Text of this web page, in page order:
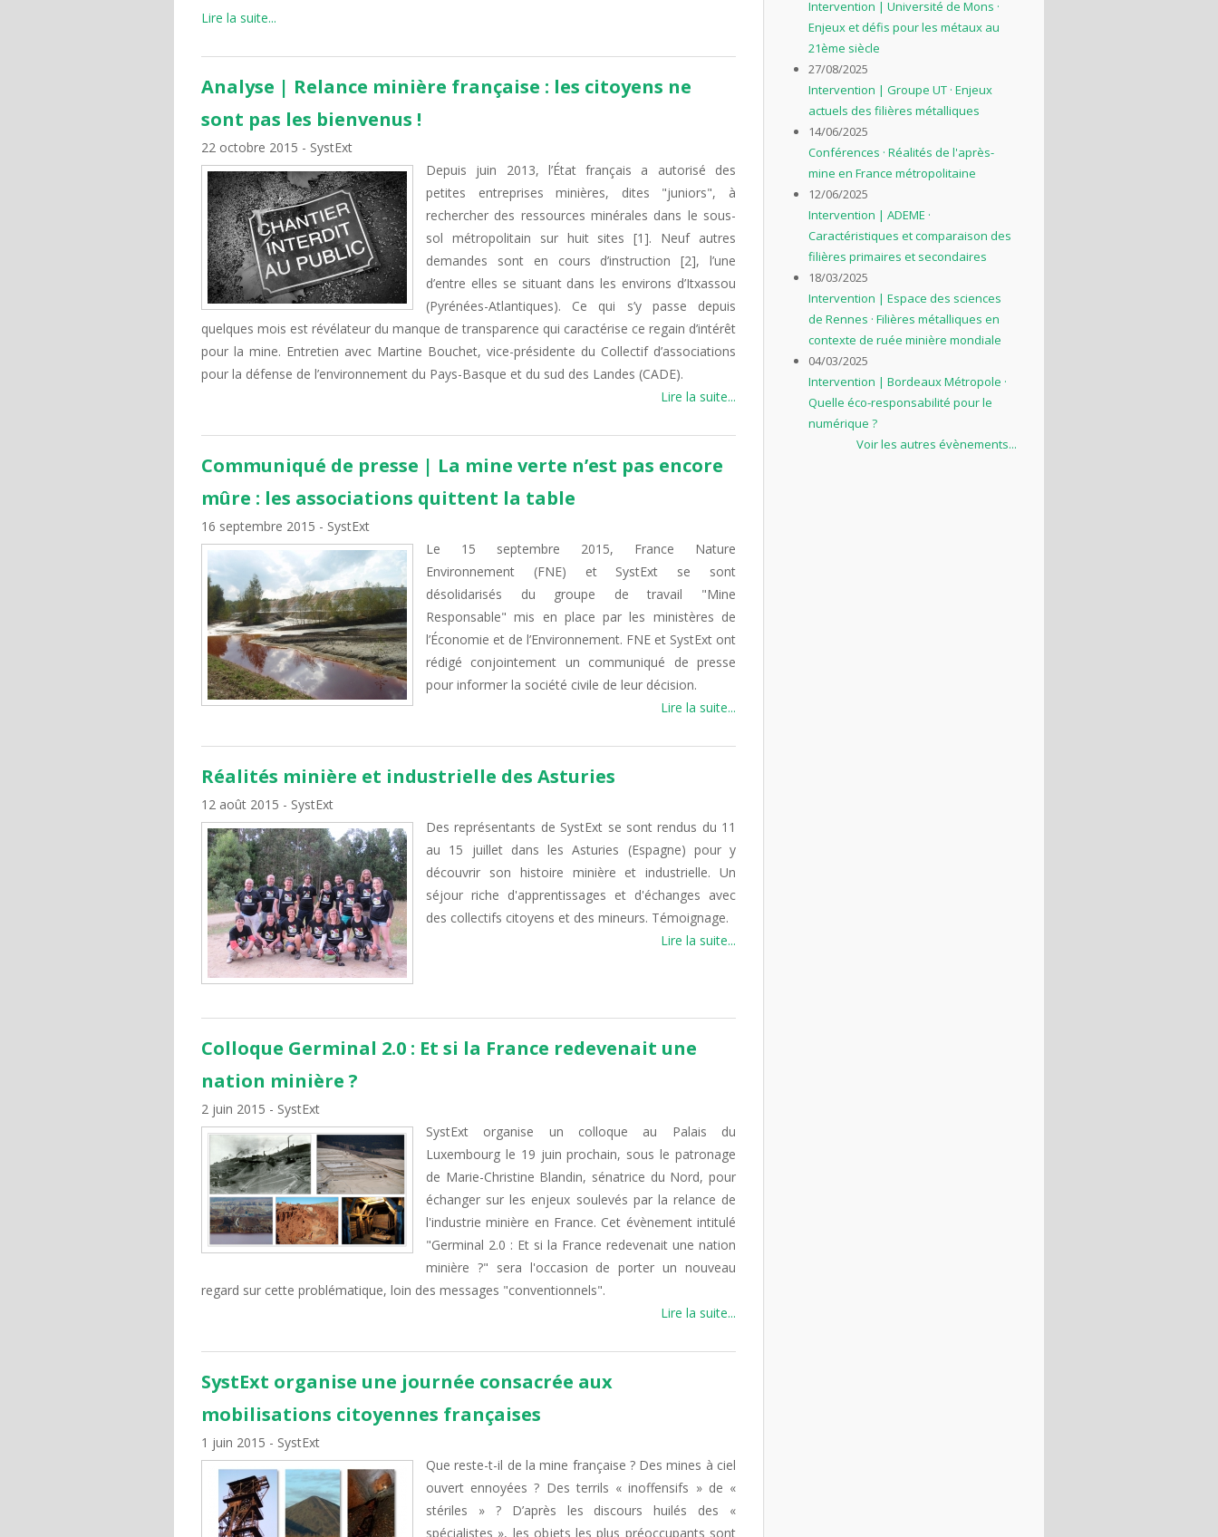
Lire la suite...
Analyse | Relance minière française : les citoyens ne
sont pas les bienvenus !
22 octobre 2015
SystExt
Depuis juin 2013, l’État français a autorisé des
petites entreprises minières, dites "juniors", à
rechercher des ressources minérales dans le sous-
sol métropolitain sur huit sites [1]. Neuf autres
demandes sont en cours d’instruction [2], l’une
d’entre elles se situant dans les environs d’Itxassou
(Pyrénées-Atlantiques). Ce qui s’y passe depuis
quelques mois est révélateur du manque de transparence qui caractérise ce regain d’intérêt
pour la mine. Entretien avec Martine Bouchet, vice-présidente du Collectif d’associations
pour la défense de l’environnement du Pays-Basque et du sud des Landes (CADE).
Lire la suite...
Communiqué de presse | La mine verte n’est pas encore
mûre : les associations quittent la table
16 septembre 2015
SystExt
Le 15 septembre 2015, France Nature
Environnement (FNE) et SystExt se sont
désolidarisés du groupe de travail "Mine
Responsable" mis en place par les ministères de
l’Économie et de l’Environnement. FNE et SystExt ont
rédigé conjointement un communiqué de presse
pour informer la société civile de leur décision.
Lire la suite...
Réalités minière et industrielle des Asturies
12 août 2015
SystExt
Des représentants de SystExt se sont rendus du 11
au 15 juillet dans les Asturies (Espagne) pour y
découvrir son histoire minière et industrielle. Un
séjour riche d'apprentissages et d'échanges avec
des collectifs citoyens et des mineurs. Témoignage.
Lire la suite...
Colloque Germinal 2.0 : Et si la France redevenait une
nation minière ?
2 juin 2015
SystExt
SystExt organise un colloque au Palais du
Luxembourg le 19 juin prochain, sous le patronage
de Marie-Christine Blandin, sénatrice du Nord, pour
échanger sur les enjeux soulevés par la relance de
l'industrie minière en France. Cet évènement intitulé
"Germinal 2.0 : Et si la France redevenait une nation
minière ?" sera l'occasion de porter un nouveau
regard sur cette problématique, loin des messages "conventionnels".
Lire la suite...
SystExt organise une journée consacrée aux
mobilisations citoyennes françaises
1 juin 2015
SystExt
Que reste-t-il de la mine française ? Des mines à ciel
ouvert ennoyées ? Des terrils « inoffensifs » de «
stériles » ? D’après les discours huilés des «
spécialistes », les objets les plus préoccupants sont
Intervention | Université de Mons ·
Enjeux et défis pour les métaux au
21ème siècle
27/08/2025
Intervention | Groupe UT · Enjeux
actuels des filières métalliques
14/06/2025
Conférences · Réalités de l'après-
mine en France métropolitaine
12/06/2025
Intervention | ADEME ·
Caractéristiques et comparaison des
filières primaires et secondaires
18/03/2025
Intervention | Espace des sciences
de Rennes · Filières métalliques en
contexte de ruée minière mondiale
04/03/2025
Intervention | Bordeaux Métropole ·
Quelle éco-responsabilité pour le
numérique ?
Voir les autres évènements...